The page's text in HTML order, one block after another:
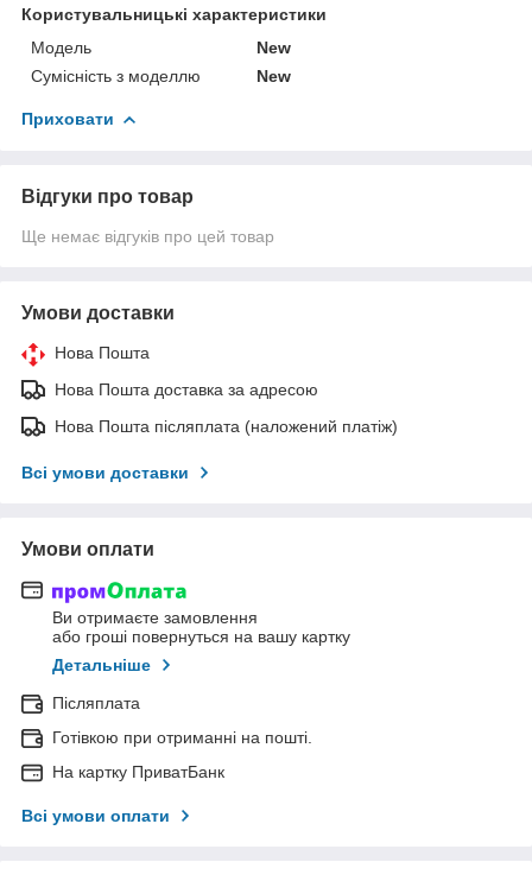
Користувальницькі характеристики
Мoдель
New
Сумісність з моделлю
New
Приховати
Відгуки про товар
Ще немає відгуків про цей товар
Умови доставки
Нова Пошта
Нова Пошта доставка за адресою
Нова Пошта післяплата (наложений платіж)
Всі умови доставки
Умови оплати
Ви отримаєте замовлення
або гроші повернуться на вашу картку
Детальніше
Післяплата
Готівкою при отриманні на пошті.
На картку ПриватБанк
Всі умови оплати